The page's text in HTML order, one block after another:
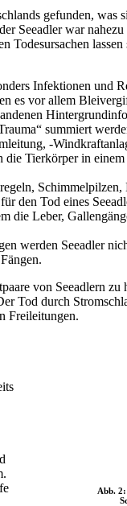
gefunden, was
Seeadler war
Infektionen und
es vor allem
summiert
-
Tierkörper in
den Tod eines
die Leber,
werden Seeadler
von Seeadlern zu
Tod durch
Freileitungen.
Abb.